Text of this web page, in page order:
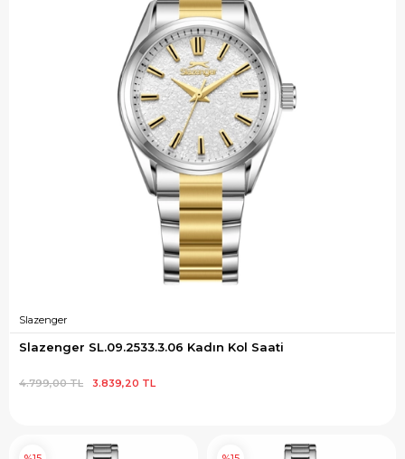
Slazenger
Slazenger SL.09.2533.3.06 Kadın Kol Saati
3.839,20 TL
4.799,00 TL